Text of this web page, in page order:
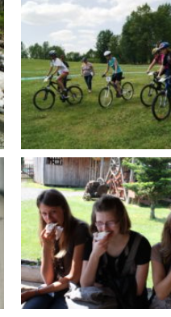
13.09.2012
12.04 Śniadanie
wielkanocne
24.05.2012
12.05 Grand Prix
Parkofrajdy - edycja
wiosenna